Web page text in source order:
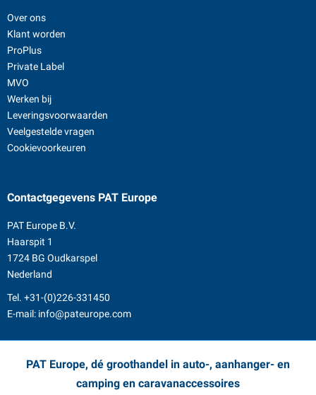
Over ons
Klant worden
ProPlus
Private Label
MVO
Werken bij
Leveringsvoorwaarden
Veelgestelde vragen
Cookievoorkeuren
Contactgegevens PAT Europe
PAT Europe B.V.
Haarspit 1
1724 BG Oudkarspel
Nederland
Tel. +31-(0)226-331450
E-mail: info@pateurope.com
PAT Europe, dé groothandel in auto-, aanhanger- en
camping en caravanaccessoires